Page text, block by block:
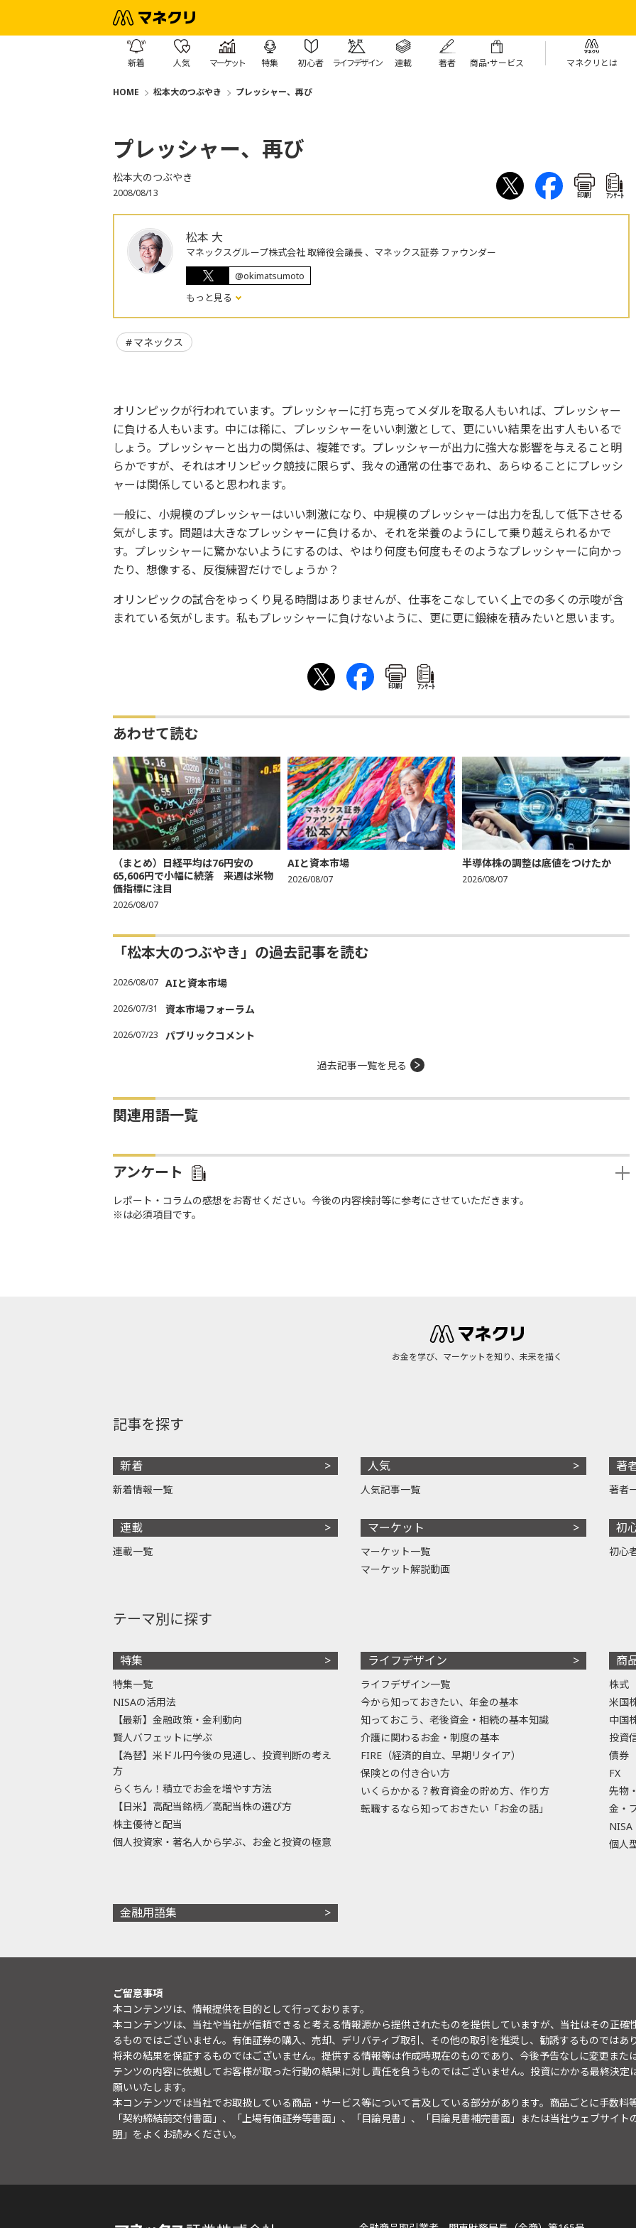
新着 人気 マーケット 特集 初心者 ライフデザイン 連載 著者 商品・サービス マネクリとは
HOME 松本大のつぶやき プレッシャー、再び
プレッシャー、再び
松本大のつぶやき
2008/08/13 印刷 ｱﾝｹｰﾄ
松本 大
マネックスグループ株式会社 取締役会議長 、マネックス証券 ファウンダー
@okimatsumoto
もっと見る
マネックス
オリンピックが行われています。プレッシャーに打ち克ってメダルを取る人もいれば、プレッシャー
に負ける人もいます。中には稀に、プレッシャーをいい刺激として、更にいい結果を出す人もいるで
しょう。プレッシャーと出力の関係は、複雑です。プレッシャーが出力に強大な影響を与えること明
らかですが、それはオリンピック競技に限らず、我々の通常の仕事であれ、あらゆることにプレッシ
ャーは関係していると思われます。
一般に、小規模のプレッシャーはいい刺激になり、中規模のプレッシャーは出力を乱して低下させる
気がします。問題は大きなプレッシャーに負けるか、それを栄養のようにして乗り越えられるかで
す。プレッシャーに驚かないようにするのは、やはり何度も何度もそのようなプレッシャーに向かっ
たり、想像する、反復練習だけでしょうか？
オリンピックの試合をゆっくり見る時間はありませんが、仕事をこなしていく上での多くの示唆が含
まれている気がします。私もプレッシャーに負けないように、更に更に鍛練を積みたいと思います。
印刷 ｱﾝｹｰﾄ
あわせて読む
（まとめ）日経平均は76円安の
65,606円で小幅に続落 来週は米物
価指標に注目
2026/08/07
AIと資本市場
2026/08/07
半導体株の調整は底値をつけたか
2026/08/07
「松本大のつぶやき」の過去記事を読む
2026/08/07 AIと資本市場
2026/07/31 資本市場フォーラム
2026/07/23 パブリックコメント
過去記事一覧を見る
関連用語一覧
アンケート
レポート・コラムの感想をお寄せください。今後の内容検討等に参考にさせていただきます。
※は必須項目です。
お金を学び、マーケットを知り、未来を描く
記事を探す
新着
新着情報一覧
連載
連載一覧
人気
人気記事一覧
マーケット
マーケット一覧
マーケット解説動画
著
著者
初
初心
テーマ別に探す
特集
特集一覧
NISAの活用法
【最新】金融政策・金利動向
賢人バフェットに学ぶ
【為替】米ドル円今後の見通し、投資判断の考え
方
らくちん！積立でお金を増やす方法
【日米】高配当銘柄／高配当株の選び方
株主優待と配当
個人投資家・著名人から学ぶ、お金と投資の極意
ライフデザイン
ライフデザイン一覧
今から知っておきたい、年金の基本
知っておこう、老後資金・相続の基本知識
介護に関わるお金・制度の基本
FIRE（経済的自立、早期リタイア）
保険との付き合い方
いくらかかる？教育資金の貯め方、作り方
転職するなら知っておきたい「お金の話」
商
株式
米国
中国
投資
債券
FX
先物
金・
NISA
個人
金融用語集
ご留意事項
本コンテンツは、情報提供を目的として行っております。
本コンテンツは、当社や当社が信頼できると考える情報源から提供されたものを提供していますが、当社はその正
るものではございません。有価証券の購入、売却、デリバティブ取引、その他の取引を推奨し、勧誘するものではあ
将来の結果を保証するものではございません。提供する情報等は作成時現在のものであり、今後予告なしに変更また
テンツの内容に依拠してお客様が取った行動の結果に対し責任を負うものではございません。投資にかかる最終決
願いいたします。
本コンテンツでは当社でお取扱している商品・サービス等について言及している部分があります。商品ごとに手数料
「契約締結前交付書面」、「上場有価証券等書面」、「目論見書」、「目論見書補完書面」または当社ウェブサイト
明 」をよくお読みください。